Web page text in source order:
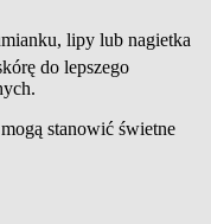
lipy lub nagietka
do lepszego
stanowić świetne